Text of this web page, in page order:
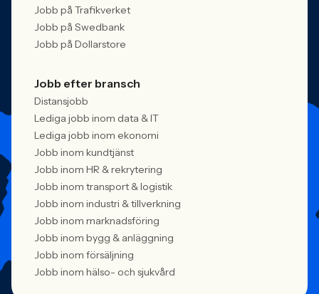
Jobb på Trafikverket
Jobb på Swedbank
Jobb på Dollarstore
Jobb efter bransch
Distansjobb
Lediga jobb inom data & IT
Lediga jobb inom ekonomi
Jobb inom kundtjänst
Jobb inom HR & rekrytering
Jobb inom transport & logistik
Jobb inom industri & tillverkning
Jobb inom marknadsföring
Jobb inom bygg & anläggning
Jobb inom försäljning
Jobb inom hälso- och sjukvård